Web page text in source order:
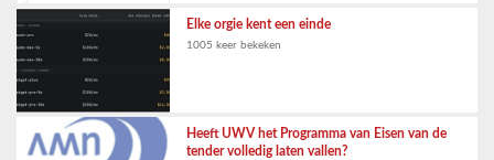
Elke orgie kent een einde
1005 keer bekeken
Heeft UWV het Programma van Eisen van de
tender volledig laten vallen?